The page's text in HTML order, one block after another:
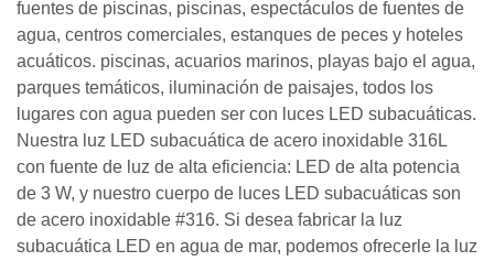
fuentes de piscinas, piscinas, espectáculos de fuentes de
agua, centros comerciales, estanques de peces y hoteles
acuáticos. piscinas, acuarios marinos, playas bajo el agua,
parques temáticos, iluminación de paisajes, todos los
lugares con agua pueden ser con luces LED subacuáticas.
Nuestra luz LED subacuática de acero inoxidable 316L
con fuente de luz de alta eficiencia: LED de alta potencia
de 3 W, y nuestro cuerpo de luces LED subacuáticas son
de acero inoxidable #316. Si desea fabricar la luz
subacuática LED en agua de mar, podemos ofrecerle la luz